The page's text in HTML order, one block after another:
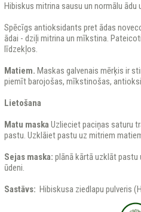
Hibiskus mitrina sausu un normālu
Spēcīgs antioksidants pret ādas
ādai - dziļi mitrina un mīkstina.
līdzekļos.
Matiem. Maskas galvenais mērķis ir
piemīt barojošas, mīkstinošas,
Lietošana
Matu maskaUzlieciet paciņas saturu
pastu. Uzklāiet pastu uz mitriem
Sejas maska: plānā kārtā uzklāt
ūdeni.
Sastāvs: Hibiskusa ziedlapu pulveris